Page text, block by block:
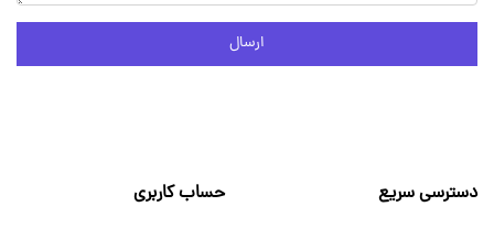
ارسال
دسترسی سریع
حساب کاربری